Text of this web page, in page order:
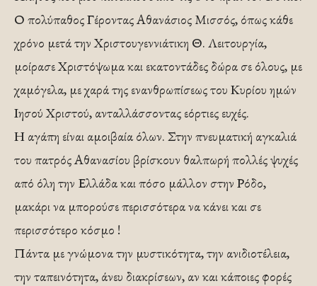
Ο πολύπαθος Γέροντας Αθανάσιος Μισσός, όπως κάθε
χρόνο μετά την Χριστουγεννιάτικη Θ. Λειτουργία,
μοίρασε Χριστόψωμα και εκατοντάδες δώρα σε όλους, με
χαμόγελα, με χαρά της ενανθρωπίσεως του Κυρίου ημών
Ιησού Χριστού, ανταλλάσσοντας εόρτιες ευχές.
Η αγάπη είναι αμοιβαία όλων. Στην πνευματική αγκαλιά
του πατρός Αθανασίου βρίσκουν θαλπωρή πολλές ψυχές
από όλη την Ελλάδα και πόσο μάλλον στην Ρόδο,
μακάρι να μπορούσε περισσότερα να κάνει και σε
περισσότερο κόσμο !
Πάντα με γνώμονα την μυστικότητα, την ανιδιοτέλεια,
την ταπεινότητα, άνευ διακρίσεων, αν και κάποιες φορές